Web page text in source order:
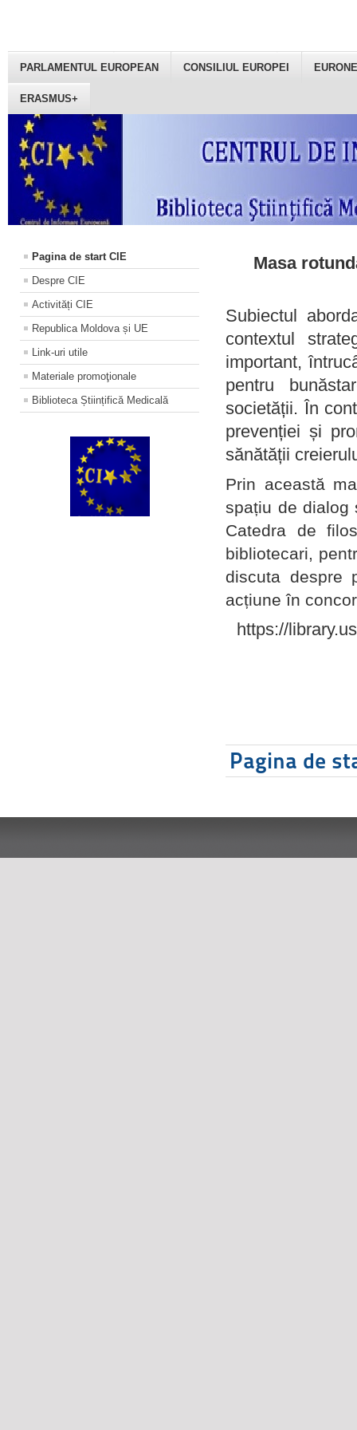
PARLAMENTUL EUROPEAN CONSILIUL EUROPEI
ERASMUS+
Pagina de start CIE
Despre CIE
Activități CIE
Republica Moldova și UE
Link-uri utile
Materiale promoţionale
Biblioteca Științifică Medicală
Masa
Subiectul
contextul
important,
pentru
societății. În
prevenției și
sănătății
Prin această
spațiu de dialog
Catedra de
bibliotecari,
discuta despre
acțiune în
https://
Pagina de